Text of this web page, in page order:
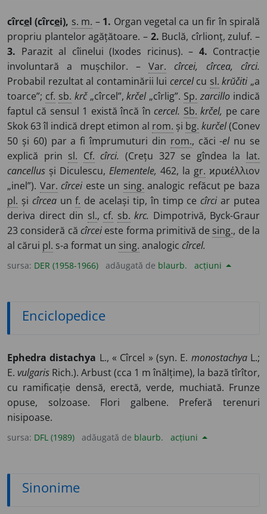
cîrcel (cîrcei), s. m. – 1. Organ vegetal ca un fir în spirală
propriu plantelor agățătoare. – 2. Buclă, cîrlionț, zuluf. –
3. Parazit al cîinelui (Ixodes ricinus). – 4. Contracție
involuntară a mușchilor. –Var.
cîrcei, cîrcea, cîrci.
Probabil rezultat al contaminării lui cercelcu sl. krŭčiti „a
toarce”; cf. sb. krč„cîrcel”,krčel„cîrlig”. Sp. zarcillo indică
faptul că sensul 1 există încă încercel. Sb. krčel, pe care
Skok 63 îl indică drept etimon al rom. și bg. kurčel(Conev
50 și 60) par a fi împrumuturi din rom., căci -elnu se
explică prin sl. Cf. cîrci. (Crețu 327 se gîndea la lat.
cancellus și Diculescu, Elementele, 462, la gr. ϰριϰέλλιον
„inel”). Var. cîrcei este un sing. analogic refăcut pe baza
pl. și cîrceaunf. de același tip, în timp cecîrci ar putea
deriva direct din sl., cf. sb. krc. Dimpotrivă, Byck-Graur
23 consideră că cîrceieste forma primitivă de sing., de la
al cărui pl. s-a format un sing. analogic cîrcel.
sursa: DER (1958-1966) adăugată de blaurb. acțiuni
Enciclopedice
Ephedra distachya L., « Cîrcel » (syn. E. monostachyaL.;
E. vulgaris Rich.). Arbust (cca 1 m înălțime), la bază tîrîtor,
cu ramificație densă, erectă, verde, muchiată. Frunze
opuse, solzoase. Flori galbene. Preferă terenuri
nisipoase.
sursa: DFL (1989) adăugată de blaurb. acțiuni
Sinonime